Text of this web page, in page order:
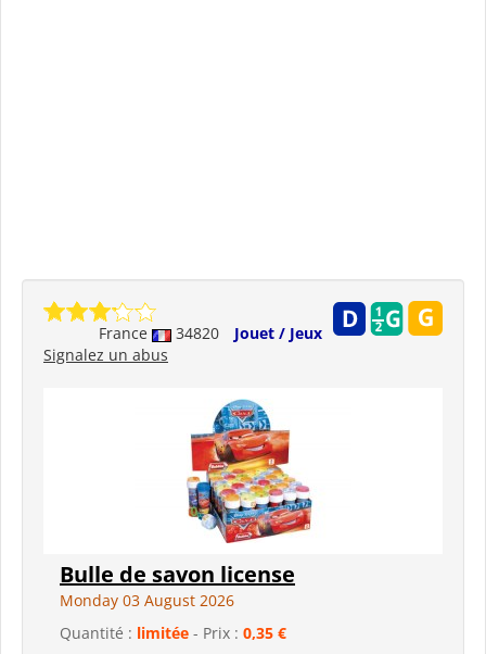
France 34820
Jouet / Jeux
Signalez un abus
Bulle de savon license
Monday 03 August 2026
Quantité : limitée - Prix : 0,35 €